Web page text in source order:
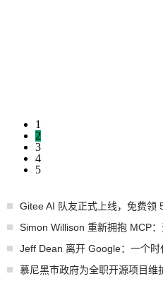
1
2
3
4
5
Gitee AI 队友正式上线，免费领
Simon Willison 重新拥抱 MCP
Jeff Dean 离开 Google：一个
慕尼黑市政府为全职开源项目维